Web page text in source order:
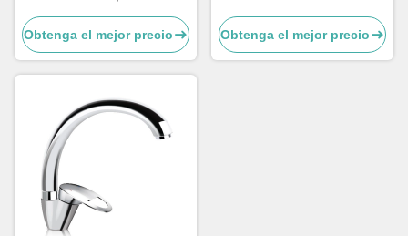
ranuras, antena con ranuras
cónicas
Obtenga el mejor precio
para la vigilancia del espacio
aéreo y las operaciones
espaciales
Obtenga el mejor precio